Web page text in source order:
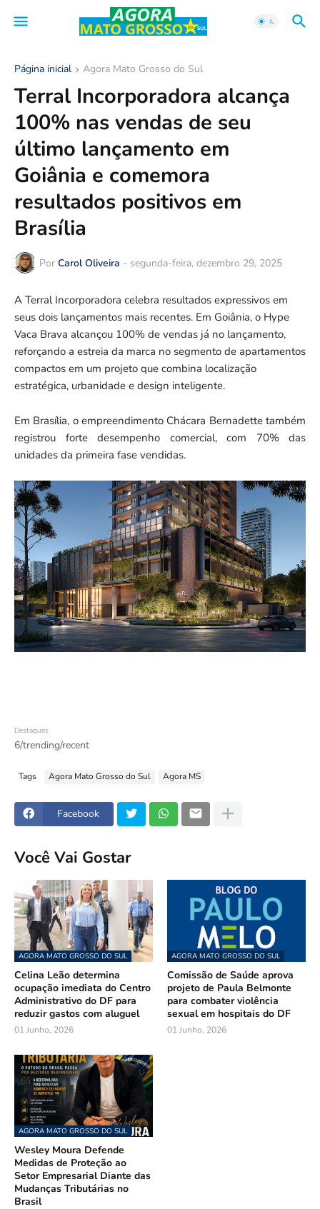
Página inicial Agora Mato Grosso do Sul
Terral Incorporadora alcança
100% nas vendas de seu
último lançamento em
Goiânia e comemora
resultados positivos em
Brasília
Por Carol Oliveira - segunda-feira, dezembro 29, 2025
A Terral Incorporadora celebra resultados expressivos em
seus dois lançamentos mais recentes. Em Goiânia, o Hype
Vaca Brava alcançou 100% de vendas já no lançamento,
reforçando a estreia da marca no segmento de apartamentos
compactos em um projeto que combina localização
estratégica, urbanidade e design inteligente.
Em Brasília, o empreendimento Chácara Bernadette também
registrou forte desempenho comercial, com 70% das
unidades da primeira fase vendidas.
Destaques
6/trending/recent
Tags Agora Mato Grosso do Sul Agora MS
Facebook
Você Vai Gostar
AGORA MATO GROSSO DO SUL
Celina Leão determina
ocupação imediata do Centro
Administrativo do DF para
reduzir gastos com aluguel
01 Junho, 2026
AGORA MATO GROSSO DO SUL
Comissão de Saúde aprova
projeto de Paula Belmonte
para combater violência
sexual em hospitais do DF
01 Junho, 2026
AGORA MATO GROSSO DO SUL
Wesley Moura Defende
Medidas de Proteção ao
Setor Empresarial Diante das
Mudanças Tributárias no
Brasil